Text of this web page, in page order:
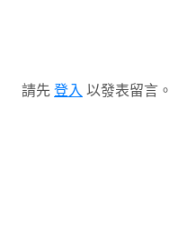
請先 登入 以發表留言。